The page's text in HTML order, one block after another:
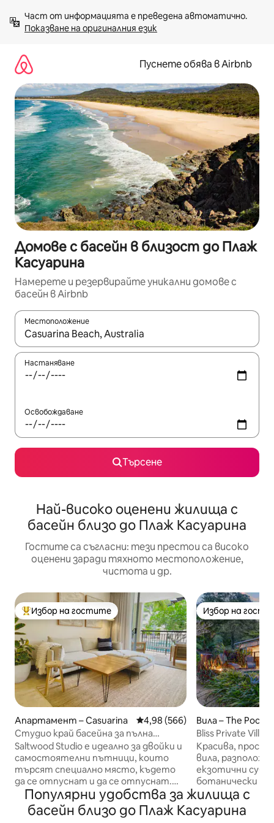
към
съдържанието
Показване на оригиналния език
Пуснете обява в Airbnb
Домове с басейн в близост до Плаж
Касуарина
Намерете и резервирайте уникални домове с
басейн в Airbnb
Местоположение
Когато резултатите се покажат, използвайте
Настаняване
Освобождаване
Търсене
Най-високо оценени жилища с
басейн близо до Плаж Касуарина
Гостите са съгласни: тези престои са високо
оценени заради тяхното местоположение,
чистота и др.
Най-популярен избор на гостите
Избор на гостите
Апартамент – Casuarina Средна оценка: 4,98 от 5,
4,98 (566)
Студио край басейна за пълна
релаксация, разходка до плажа
Saltwood Studio е идеално за двойки и
самостоятелни пътници, които
търсят специално място, където
да се отпуснат и да се отпуснат.
Просто слезте от собствения си
балкон, за да се насладите на
голямата външна хидромасажна
Избор на
Избор на
Вила – The Pocket
Bliss Private Villa
Хинтерланд
Красива,
вила,
екзотични
ботанически
участъци от
поток, където
забравите за
Популярни удобства за жилища с
басейн близо до Плаж Касуарина